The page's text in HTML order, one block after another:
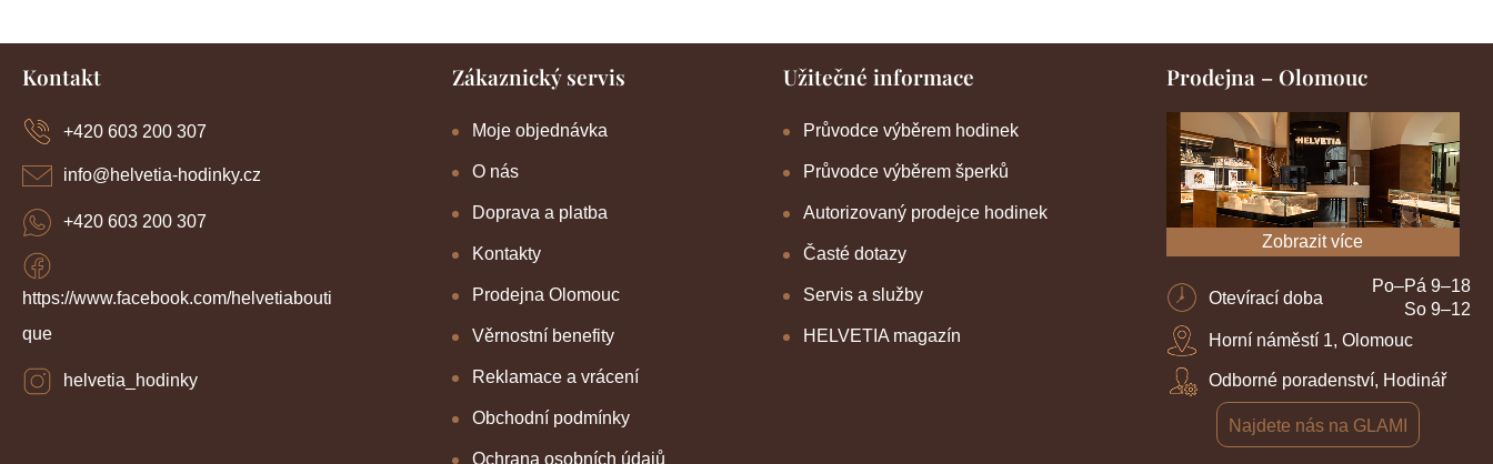
Kontakt
info@helvetia-hodinky.cz
+420 603 200 307
https://www.facebook.com/helvetiabouti
que
helvetia_hodinky
+420 603 200 307
Zákaznický servis
Moje objednávka
O nás
Doprava a platba
Kontakty
Prodejna Olomouc
Věrnostní benefity
Reklamace a vrácení
Obchodní podmínky
Ochrana osobních údajů
Užitečné informace
Průvodce výběrem hodinek
Průvodce výběrem šperků
Autorizovaný prodejce hodinek
Časté dotazy
Servis a služby
HELVETIA magazín
Prodejna – Olomouc
Zobrazit více
Otevírací doba
Po–Pá 9–18
So 9–12
Horní náměstí 1, Olomouc
Odborné poradenství, Hodinář
Najdete nás na GLAMI